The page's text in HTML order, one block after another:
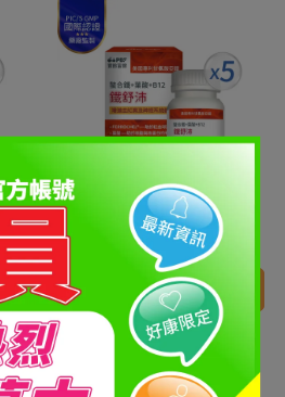
鐵舒沛®螯合鐵+葉酸
+B12(60顆/盒)x5入
NT$2,399NT$3,995
加入購物車